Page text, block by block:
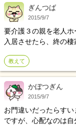
ちしか人間らしい生活
ぎんつば
2015/9/7
要介護３の親を老人
入居させたら、終の
栄養補給や延命を希
うことを希望してい
うか。 在宅ではかか
す。病院は治療がな
す。 詳しいかた、ま
教えて
かぼつぎん
2015/9/7
お門違いだったらす
ですが、心配なのは